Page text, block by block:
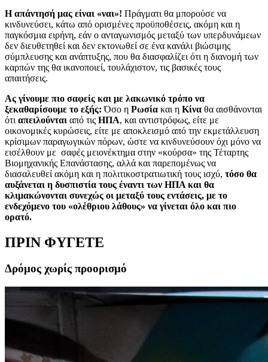
Η απάντησή μας είναι «ναι»! Πράγματι θα μπορούσε να
κινδυνεύσει, κάτω από ορισμένες προϋποθέσεις, ακόμη και η
παγκόσμια ειρήνη, εάν ο ανταγωνισμός μεταξύ των υπερδυνάμεων
δεν διευθετηθεί και δεν εκτονωθεί σε ένα κανάλι βιώσιμης
σύμπλευσης και ανάπτυξης, που θα διασφαλίζει ότι η διανομή των
καρπών της θα ικανοποιεί, τουλάχιστον, τις βασικές τους
απαιτήσεις.
Ας γίνουμε πιο σαφείς και με λακωνικό τρόπο να
ξεκαθαρίσουμε το εξής: Όσο η Ρωσία και η Κίνα θα αισθάνονται
ότι απειλούνται από τις ΗΠΑ, και αντιστρόφως, είτε με
οικονομικές κυρώσεις, είτε με αποκλεισμό από την εκμετάλλευση
κρίσιμων παραγωγικών πόρων, ώστε να κινδυνεύσουν όχι μόνο να
εισέλθουν με σαφές μειονέκτημα στην «κούρσα» της Τέταρτης
Βιομηχανικής Επανάστασης, αλλά και παρεπομένως να
διασαλευθεί ακόμη και η πολιτικοστρατιωτική τους ισχύ, τόσο θα
αυξάνεται η δυσπιστία τους έναντι των ΗΠΑ και θα
κλιμακώνονται συνεχώς οι μεταξύ τους εντάσεις, με το
ενδεχόμενο του «ολέθριου λάθους» να γίνεται όλο και πιο
ορατό.
ΠΡΙΝ ΦΥΓΕΤΕ
Δρόμος χωρίς προορισμό